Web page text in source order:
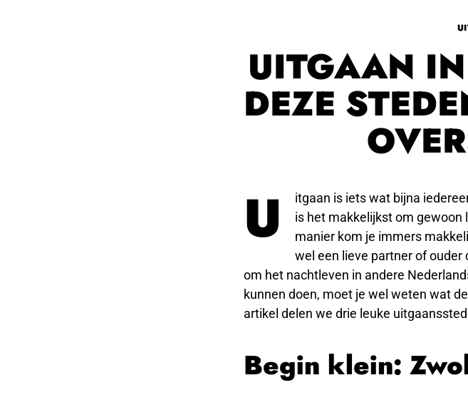
UITGAAN
DEZE
U
itgaan is iets wat bijna
is het makkelijkst om gewoon
manier kom je immers
wel een lieve partner of ouder
om het nachtleven in andere
kunnen doen, moet je wel weten wat
artikel delen we drie leuke
Begin klein: